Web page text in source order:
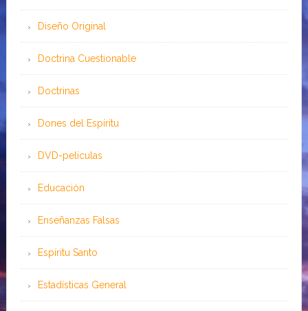
Diseño Original
Doctrina Cuestionable
Doctrinas
Dones del Espíritu
DVD-peliculas
Educación
Enseñanzas Falsas
Espíritu Santo
Estadísticas General